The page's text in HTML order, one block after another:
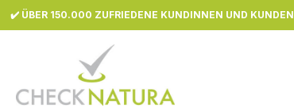
springen
✔️ ÜBER 150.000 ZUFRIEDENE KUNDINNEN UND KUNDEN